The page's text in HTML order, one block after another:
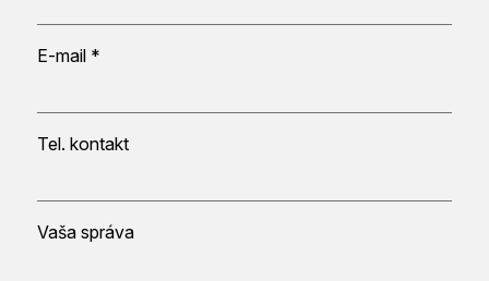
E-mail *
Tel. kontakt
Vaša správa